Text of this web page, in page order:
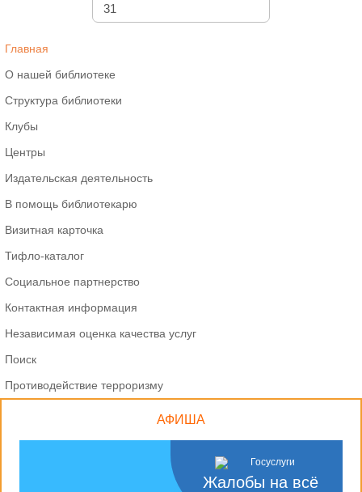
31
Главная
О нашей библиотеке
Структура библиотеки
Клубы
Центры
Издательская деятельность
В помощь библиотекарю
Визитная карточка
Тифло-каталог
Социальное партнерство
Контактная информация
Независимая оценка качества услуг
Поиск
Противодействие терроризму
АФИША
Жалобы на всё